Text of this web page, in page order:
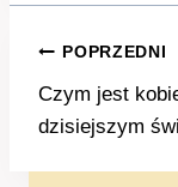
wpisu
POPRZEDNI
Czym jest
dzisiejszym